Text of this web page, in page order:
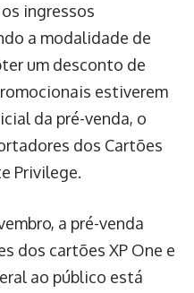
ingressos
a modalidade de
um desconto de
estiverem
da pré-venda, o
dos Cartões
Privilege.
a pré-venda
dos cartões XP One e
ao público está